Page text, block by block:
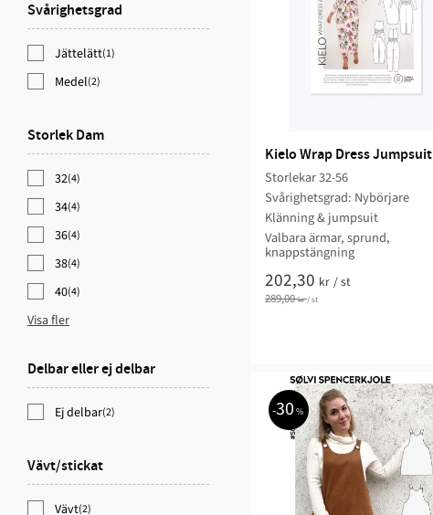
Svårighetsgrad
Jättelätt(1)
Medel(2)
Storlek Dam
32(4)
34(4)
36(4)
38(4)
40(4)
Visa fler
Delbar eller ej delbar
Ej delbar(2)
Vävt/stickat
Vävt(2)
Kielo Wrap Dress Jumpsuit
Storlekar 32-56
Svårighetsgrad: Nybörjare
Klänning & jumpsuit
Valbara ärmar, sprund,
knappstängning
202,30 kr /st
289,00 kr /st
30 %